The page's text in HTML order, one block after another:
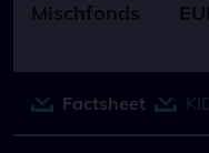
Mischfonds
Factsheet